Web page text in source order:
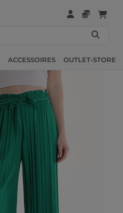
ACCESSOIRES OUTLET-STORE